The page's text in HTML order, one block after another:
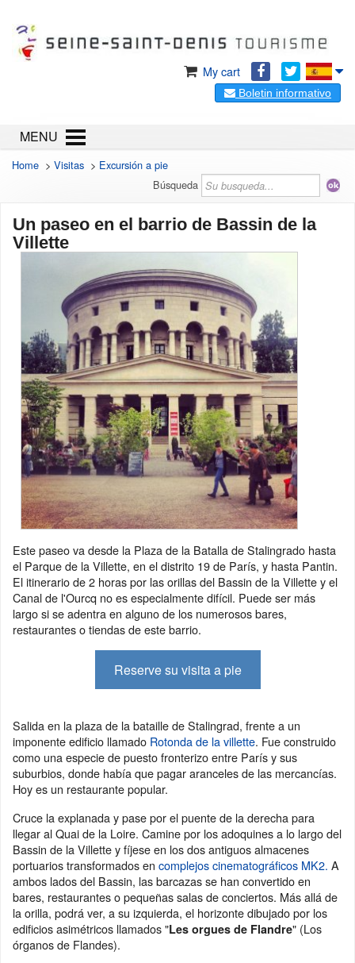
My cart
Boletin informativo
MENU
Home > Visitas > Excursión a pie
Búsqueda
Un paseo en el barrio de Bassin de la
Villette
Este paseo va desde la Plaza de la Batalla de Stalingrado hasta
el Parque de la Villette, en el distrito 19 de París, y hasta Pantin.
El itinerario de 2 horas por las orillas del Bassin de la Villette y el
Canal de l'Ourcq no es especialmente difícil. Puede ser más
largo si se adentra en alguno de los numerosos bares,
restaurantes o tiendas de este barrio.
Reserve su visita a pie
Salida en la plaza de la bataille de Stalingrad, frente a un
imponente edificio llamado Rotonda de la villette. Fue construido
como una especie de puesto fronterizo entre París y sus
suburbios, donde había que pagar aranceles de las mercancías.
Hoy es un restaurante popular.
Cruce la explanada y pase por el puente de la derecha para
llegar al Quai de la Loire. Camine por los adoquines a lo largo del
Bassin de la Villette y fíjese en los dos antiguos almacenes
portuarios transformados en complejos cinematográficos MK2. A
ambos lados del Bassin, las barcazas se han convertido en
bares, restaurantes o pequeñas salas de conciertos. Más allá de
la orilla, podrá ver, a su izquierda, el horizonte dibujado por los
edificios asimétricos llamados "Les orgues de Flandre" (Los
órganos de Flandes).